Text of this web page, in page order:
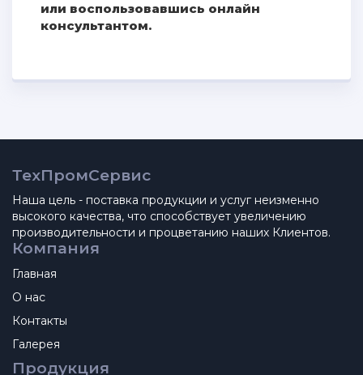
или воспользовавшись онлайн
консультантом.
ТехПромСервис
Наша цель - поставка продукции и услуг неизменно
высокого качества, что способствует увеличению
производительности и процветанию наших Клиентов.
Компания
Главная
О нас
Контакты
Галерея
Продукция